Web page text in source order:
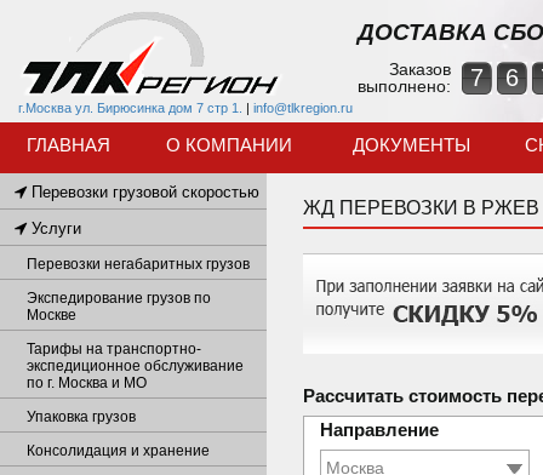
г.Москва ул. Бирюсинка дом 7 стр 1. | info@tlkregion.ru
ДОСТАВКА
Заказов
выполнено:
7 6
ГЛАВНАЯ О КОМПАНИИ ДОКУМЕНТЫ
ЖД ПЕРЕВОЗКИ В РЖЕВ
Рассчитать стоимость
Направление
Перевозки грузовой скоростью
Услуги
Перевозки негабаритных грузов
Экспедирование грузов по
Москве
Тарифы на транспортно-
экспедиционное обслуживание
по г. Москва и МО
Упаковка грузов
Консолидация и хранение